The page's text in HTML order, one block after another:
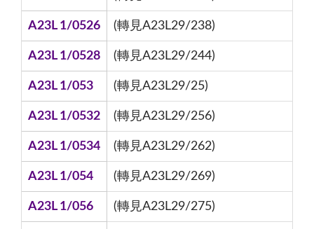
A23L 1/0526 (轉見A23L29/238)
A23L 1/0528 (轉見A23L29/244)
A23L 1/053 (轉見A23L29/25)
A23L 1/0532 (轉見A23L29/256)
A23L 1/0534 (轉見A23L29/262)
A23L 1/054 (轉見A23L29/269)
A23L 1/056 (轉見A23L29/275)